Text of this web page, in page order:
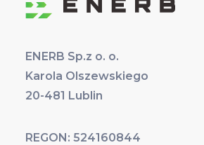
ENERB Sp.z o. o.
Karola Olszewskiego
20-481 Lublin
REGON: 524160844